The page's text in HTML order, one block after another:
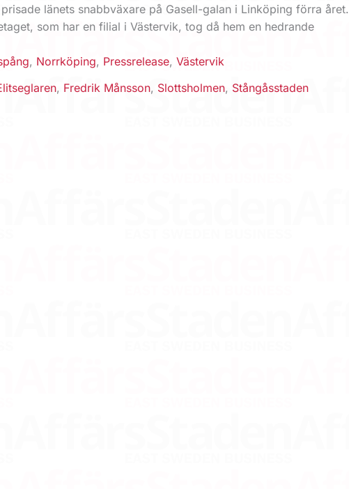
länets snabbväxare på Gasell-galan i Linköping förra året.
som har en filial i Västervik, tog då hem en hedrande
, Norrköping, Pressrelease,Västervik
, Fredrik Månsson, Slottsholmen, Stångåsstaden